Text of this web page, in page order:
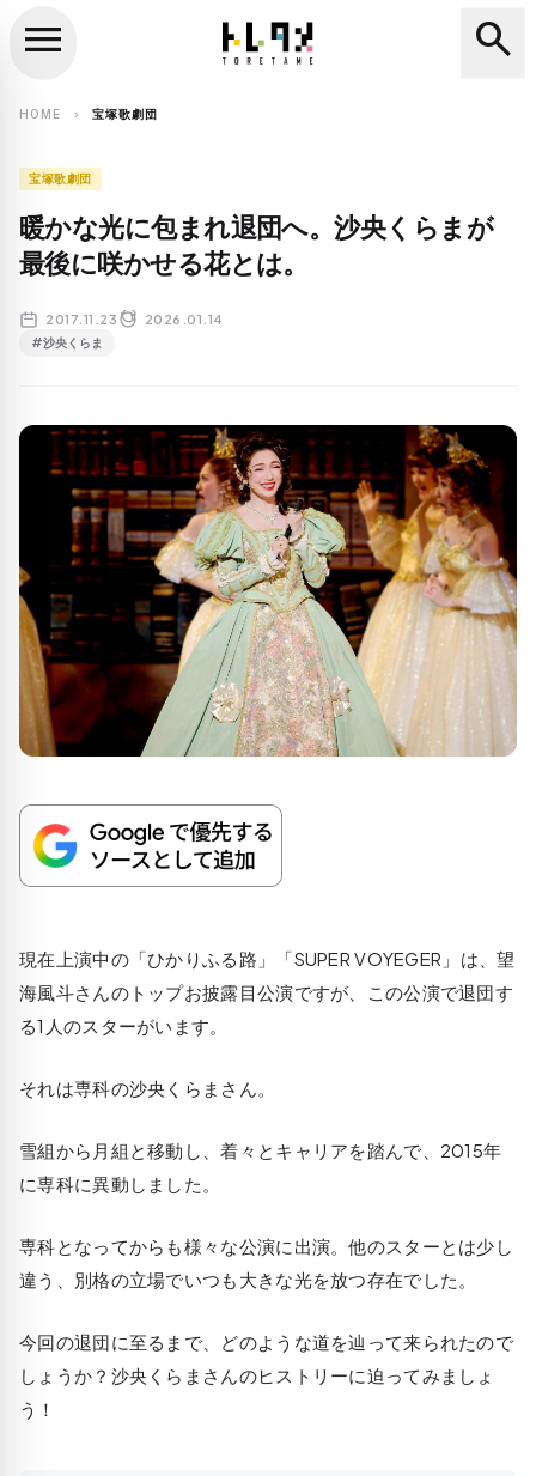
search
menu search
HOME chevron_right 宝塚歌劇団
宝塚歌劇団
暖かな光に包まれ退団へ。沙央くらまが
最後に咲かせる花とは。
2017.11.23 2026.01.14
#沙央くらま
現在上演中の「ひかりふる路」「SUPER VOYEGER」は、望
海風斗さんのトップお披露目公演ですが、この公演で退団す
る1人のスターがいます。
それは専科の沙央くらまさん。
雪組から月組と移動し、着々とキャリアを踏んで、2015年
に専科に異動しました。
専科となってからも様々な公演に出演。他のスターとは少し
違う、別格の立場でいつも大きな光を放つ存在でした。
今回の退団に至るまで、どのような道を辿って来られたので
しょうか？沙央くらまさんのヒストリーに迫ってみましょ
う！